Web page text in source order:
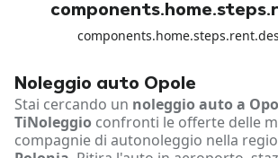
Noleggio auto Opole
Stai cercando un noleggio auto a
TiNoleggio confronti le offerte delle
compagnie di autonoleggio nella